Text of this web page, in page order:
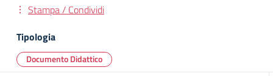
Stampa / Condividi
Tipologia
Documento Didattico